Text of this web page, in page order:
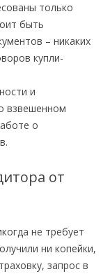
только
быть
– никаких
купли-
и
взвешенном
о
от
не требует
ни копейки,
запрос в